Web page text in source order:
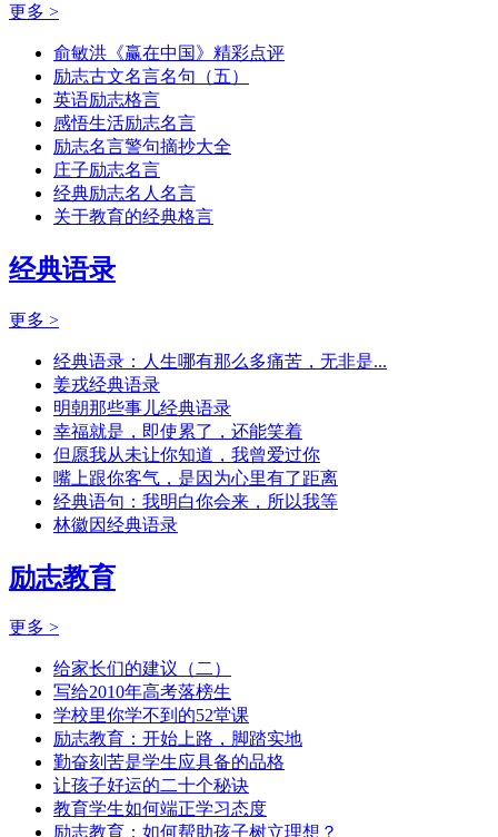
更多 >
俞敏洪《赢在中国》精彩点评
励志古文名言名句（五）
英语励志格言
感悟生活励志名言
励志名言警句摘抄大全
庄子励志名言
经典励志名人名言
关于教育的经典格言
经典语录
更多 >
经典语录：人生哪有那么多痛苦，无非是...
姜戎经典语录
明朝那些事儿经典语录
幸福就是，即使累了，还能笑着
但愿我从未让你知道，我曾爱过你
嘴上跟你客气，是因为心里有了距离
经典语句：我明白你会来，所以我等
林徽因经典语录
励志教育
更多 >
给家长们的建议（二）
写给2010年高考落榜生
学校里你学不到的52堂课
励志教育：开始上路，脚踏实地
勤奋刻苦是学生应具备的品格
让孩子好运的二十个秘诀
教育学生如何端正学习态度
励志教育：如何帮助孩子树立理想？